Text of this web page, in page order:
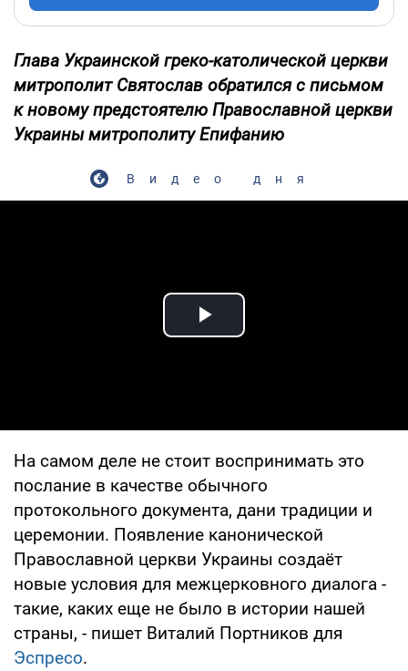
Глава Украинской греко-католической церкви
митрополит Святослав обратился с письмом
к новому предстоятелю Православной церкви
Украины митрополиту Епифанию
Видео дня
Play Video
На самом деле не стоит воспринимать это
послание в качестве обычного
протокольного документа, дани традиции и
церемонии. Появление канонической
Православной церкви Украины создаёт
новые условия для межцерковного диалога -
такие, каких еще не было в истории нашей
страны, - пишет Виталий Портников для
Эспресо.